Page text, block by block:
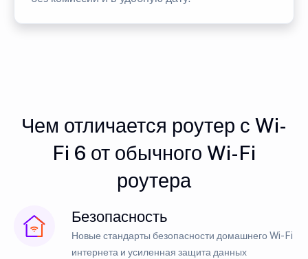
Чем отличается роутер с Wi-
Fi 6 от обычного Wi-Fi
роутера
Безопасность
Новые стандарты безопасности домашнего Wi-Fi
интернета и усиленная защита данных